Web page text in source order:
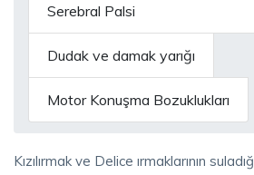
Serebral Palsi
Dudak ve damak yarığı
Motor Konuşma Bozuklukları
Kızılırmak ve Delice ırmaklarının